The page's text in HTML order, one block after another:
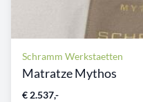
Schramm Werkstaetten
Matratze Mythos
€ 2.537,-